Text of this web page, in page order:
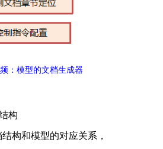
：模型的文档生成器
构
构和模型的对应关系，